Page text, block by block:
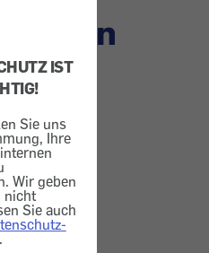
IST
Sie uns
Ihre
Wir geben
nicht
Sie auch
.
- Kein